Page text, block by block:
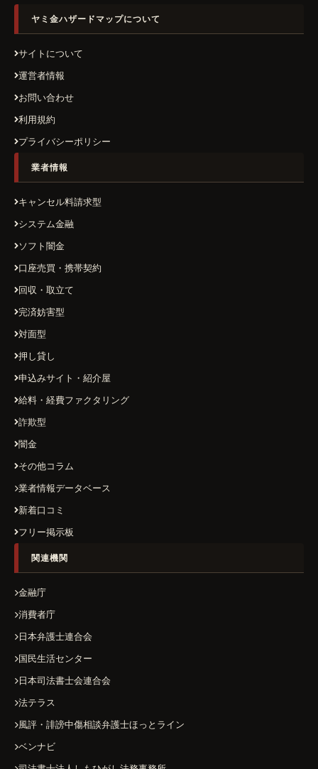
ヤミ金ハザードマップについて
サイトについて
運営者情報
お問い合わせ
利用規約
プライバシーポリシー
業者情報
キャンセル料請求型
システム金融
ソフト闇金
口座売買・携帯契約
回収・取立て
完済妨害型
対面型
押し貸し
申込みサイト・紹介屋
給料・経費ファクタリング
詐欺型
闇金
その他コラム
業者情報データベース
新着口コミ
フリー掲示板
関連機関
金融庁
消費者庁
日本弁護士連合会
国民生活センター
日本司法書士会連合会
法テラス
風評・誹謗中傷相談弁護士ほっとライン
ベンナビ